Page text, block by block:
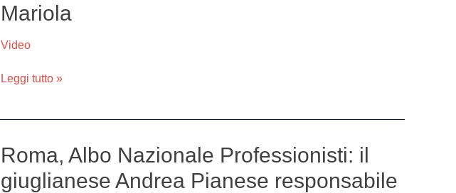
Mariola
Video
Il
show
dello
Leggi tutto »
Roma, Albo Nazionale Professionisti: il
giuglianese Andrea Pianese responsabile
Roma,
Nazionale